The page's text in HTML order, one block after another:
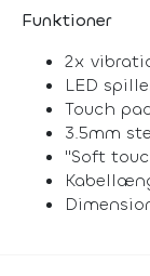
Funktioner
2x
LED
Touch
3.5mm
"Soft